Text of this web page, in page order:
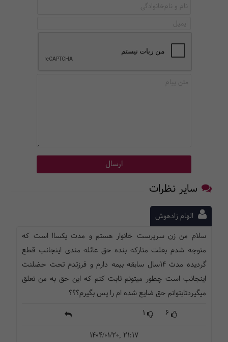
سایر نظرات
الهام زادهوش
سلام من زن سرپرست خانوار هستم و مدت یکساا است که
متوجه شدم بعلت متارکه بنده حق عائله مندی اینجانب قطع
گردیده مدت ۱۴سال سابقه بیمه دارم و فرزتدم تحت حضلنت
اینجانب است چطور میتونم ثابت کنم که این حق به من تعلق
میگیردتابتوانم حق ضایع شده ام را پس بگیرم؟؟؟
6
1
1404/01/20, 21:17